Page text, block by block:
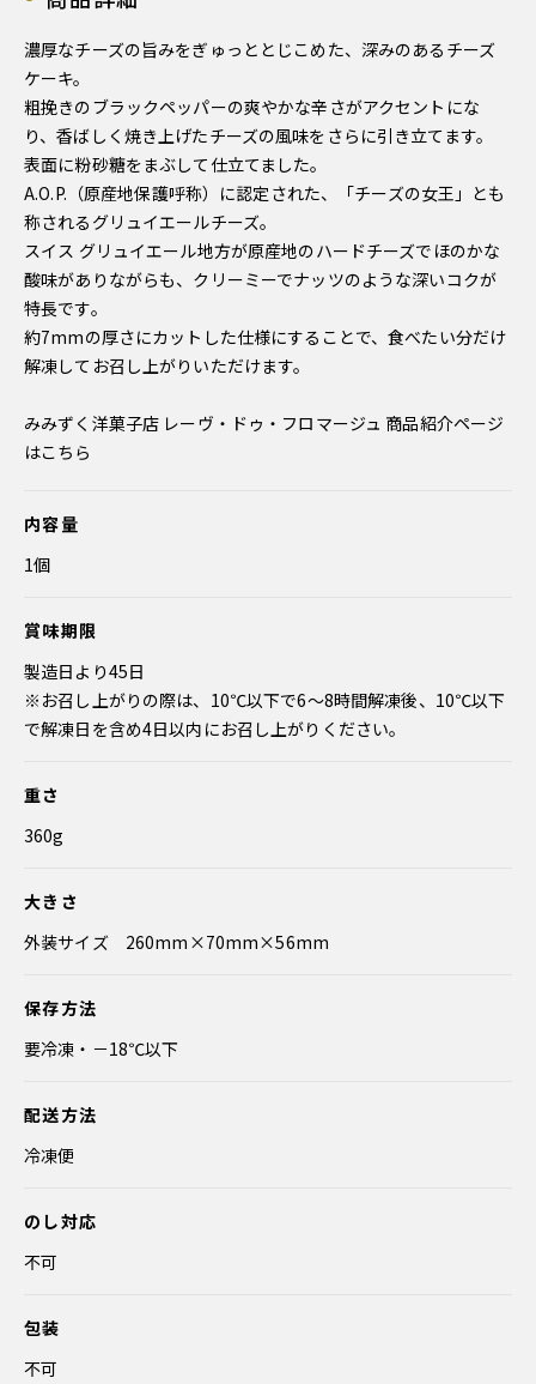
濃厚なチーズの旨みをぎゅっととじこめた、深みのあるチーズ
ケーキ。
粗挽きのブラックペッパーの爽やかな辛さがアクセントにな
り、香ばしく焼き上げたチーズの風味をさらに引き立てます。
表面に粉砂糖をまぶして仕立てました。
A.O.P.（原産地保護呼称）に認定された、「チーズの女王」とも
称されるグリュイエールチーズ。
スイス グリュイエール地方が原産地のハードチーズでほのかな
酸味がありながらも、クリーミーでナッツのような深いコクが
特長です。
約7mmの厚さにカットした仕様にすることで、食べたい分だけ
解凍してお召し上がりいただけます。
みみずく洋菓子店 レーヴ・ドゥ・フロマージュ 商品紹介ページ
はこちら
内容量
1個
賞味期限
製造日より45日
※お召し上がりの際は、10℃以下で6～8時間解凍後、10℃以下
で解凍日を含め4日以内にお召し上がりください。
重さ
360g
大きさ
外装サイズ 260mm×70mm×56mm
保存方法
要冷凍・－18℃以下
配送方法
冷凍便
のし対応
不可
包装
不可